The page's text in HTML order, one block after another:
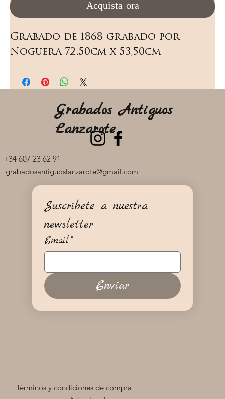
Acquista ora
Grabado de 1868 grabado por
Noguera 72,50cm x 53,50cm
+34 607 23 62 91
grabadosantiguoslanzarote@gmail.com
Grabados Antiguos
Lanzarote
Términos y condiciones de compra
Suscríbete a nuestra
newsletter
Email*
Enviar